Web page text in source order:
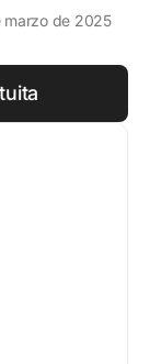
marzo de 2025